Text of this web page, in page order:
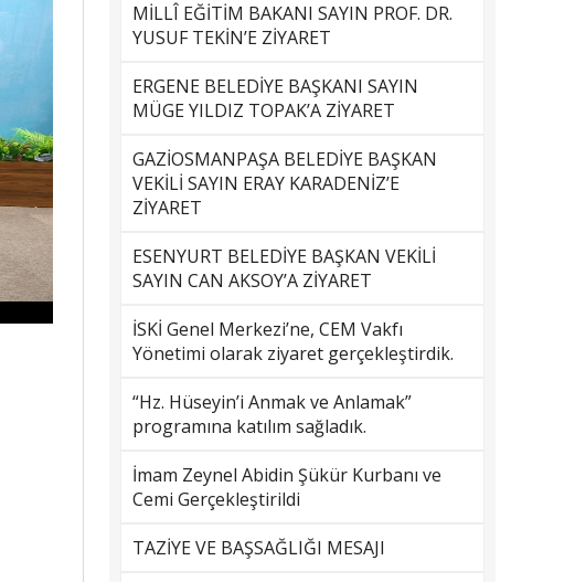
MİLLÎ EĞİTİM BAKANI SAYIN PROF. DR.
YUSUF TEKİN’E ZİYARET
ERGENE BELEDİYE BAŞKANI SAYIN
MÜGE YILDIZ TOPAK’A ZİYARET
GAZİOSMANPAŞA BELEDİYE BAŞKAN
VEKİLİ SAYIN ERAY KARADENİZ’E
ZİYARET
ESENYURT BELEDİYE BAŞKAN VEKİLİ
SAYIN CAN AKSOY’A ZİYARET
İSKİ Genel Merkezi’ne, CEM Vakfı
Yönetimi olarak ziyaret gerçekleştirdik.
“Hz. Hüseyin’i Anmak ve Anlamak”
programına katılım sağladık.
İmam Zeynel Abidin Şükür Kurbanı ve
Cemi Gerçekleştirildi
TAZİYE VE BAŞSAĞLIĞI MESAJI